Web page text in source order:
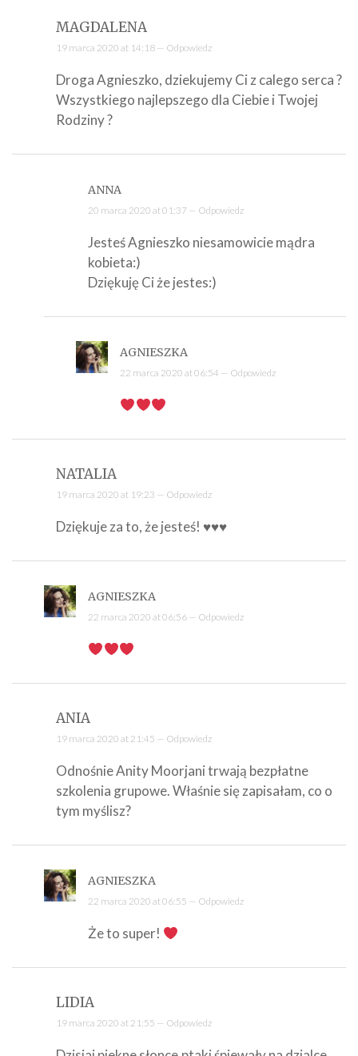
MAGDALENA
19 marca 2020 at 14:18 — Odpowiedz
Droga Agnieszko, dziekujemy Ci z calego serca ?
Wszystkiego najlepszego dla Ciebie i Twojej
Rodziny ?
ANNA
20 marca 2020 at 01:37 — Odpowiedz
Jesteś Agnieszko niesamowicie mądra
kobieta:)
Dziękuję Ci że jestes:)
AGNIESZKA
22 marca 2020 at 06:54 — Odpowiedz
NATALIA
19 marca 2020 at 19:23 — Odpowiedz
Dziękuje za to, że jesteś! ♥♥♥
AGNIESZKA
22 marca 2020 at 06:56 — Odpowiedz
ANIA
19 marca 2020 at 21:45 — Odpowiedz
Odnośnie Anity Moorjani trwają bezpłatne
szkolenia grupowe. Właśnie się zapisałam, co o
tym myślisz?
AGNIESZKA
22 marca 2020 at 06:55 — Odpowiedz
Że to super!
LIDIA
19 marca 2020 at 21:55 — Odpowiedz